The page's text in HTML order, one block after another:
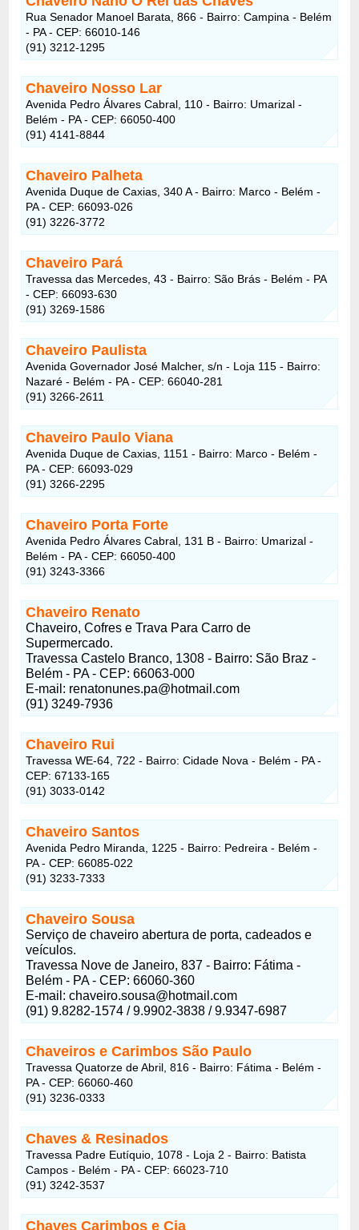
Rua Senador Manoel Barata, 866 - Bairro: Campina - Belém
- PA - CEP: 66010-146
(91) 3212-1295
Chaveiro Nosso Lar
Avenida Pedro Álvares Cabral, 110 - Bairro: Umarizal -
Belém - PA - CEP: 66050-400
(91) 4141-8844
Chaveiro Palheta
Avenida Duque de Caxias, 340 A - Bairro: Marco - Belém -
PA - CEP: 66093-026
(91) 3226-3772
Chaveiro Pará
Travessa das Mercedes, 43 - Bairro: São Brás - Belém - PA
- CEP: 66093-630
(91) 3269-1586
Chaveiro Paulista
Avenida Governador José Malcher, s/n - Loja 115 - Bairro:
Nazaré - Belém - PA - CEP: 66040-281
(91) 3266-2611
Chaveiro Paulo Viana
Avenida Duque de Caxias, 1151 - Bairro: Marco - Belém -
PA - CEP: 66093-029
(91) 3266-2295
Chaveiro Porta Forte
Avenida Pedro Álvares Cabral, 131 B - Bairro: Umarizal -
Belém - PA - CEP: 66050-400
(91) 3243-3366
Chaveiro Renato
Chaveiro, Cofres e Trava Para Carro de
Supermercado.
Travessa Castelo Branco, 1308 - Bairro: São Braz -
Belém - PA - CEP: 66063-000
E-mail: renatonunes.pa@hotmail.com
(91) 3249-7936
Chaveiro Rui
Travessa WE-64, 722 - Bairro: Cidade Nova - Belém - PA -
CEP: 67133-165
(91) 3033-0142
Chaveiro Santos
Avenida Pedro Miranda, 1225 - Bairro: Pedreira - Belém -
PA - CEP: 66085-022
(91) 3233-7333
Chaveiro Sousa
Serviço de chaveiro abertura de porta, cadeados e
veículos.
Travessa Nove de Janeiro, 837 - Bairro: Fátima -
Belém - PA - CEP: 66060-360
E-mail:chaveiro.sousa@hotmail.com
(91) 9.8282-1574 / 9.9902-3838 / 9.9347-6987
Chaveiros e Carimbos São Paulo
Travessa Quatorze de Abril, 816 - Bairro: Fátima - Belém -
PA - CEP: 66060-460
(91) 3236-0333
Chaves & Resinados
Travessa Padre Eutíquio, 1078 - Loja 2 - Bairro: Batista
Campos - Belém - PA - CEP: 66023-710
(91) 3242-3537
Chaves Carimbos e Cia